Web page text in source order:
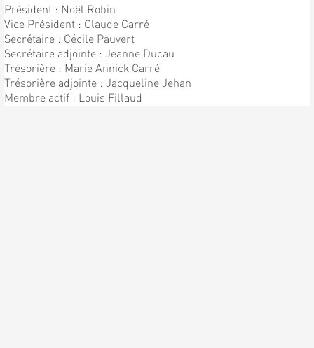
Président : Noël Robin
Vice Président : Claude Carré
Secrétaire : Cécile Pauvert
Secrétaire adjointe : Jeanne Ducau
Trésorière : Marie Annick Carré
Trésorière adjointe : Jacqueline Jehan
Membre actif : Louis Fillaud